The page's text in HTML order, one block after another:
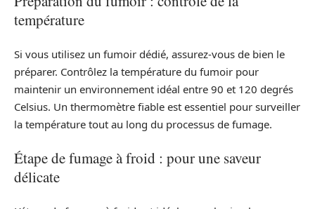
température
Si vous utilisez un fumoir dédié, assurez-vous de bien le
préparer. Contrôlez la température du fumoir pour
maintenir un environnement idéal entre 90 et 120 degrés
Celsius. Un thermomètre fiable est essentiel pour surveiller
la température tout au long du processus de fumage.
Étape de fumage à froid : pour une saveur
délicate